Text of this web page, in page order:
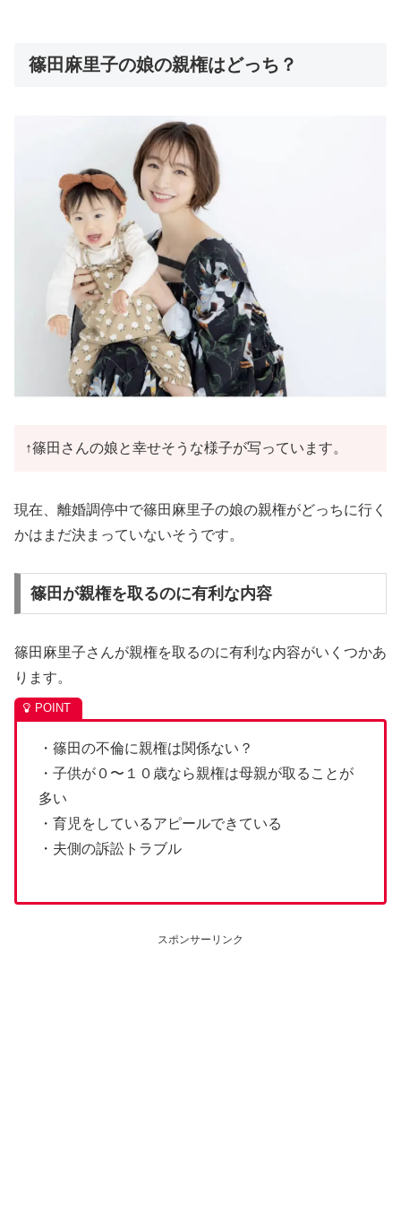
篠田麻里子の娘の親権はどっち？
↑篠田さんの娘と幸せそうな様子が写っています。
現在、離婚調停中で篠田麻里子の娘の親権がどっちに行く
かはまだ決まっていないそうです。
篠田が親権を取るのに有利な内容
篠田麻里子さんが親権を取るのに有利な内容がいくつかあ
ります。
・篠田の不倫に親権は関係ない？
・子供が０〜１０歳なら親権は母親が取ることが
多い
・育児をしているアピールできている
・夫側の訴訟トラブル
スポンサーリンク